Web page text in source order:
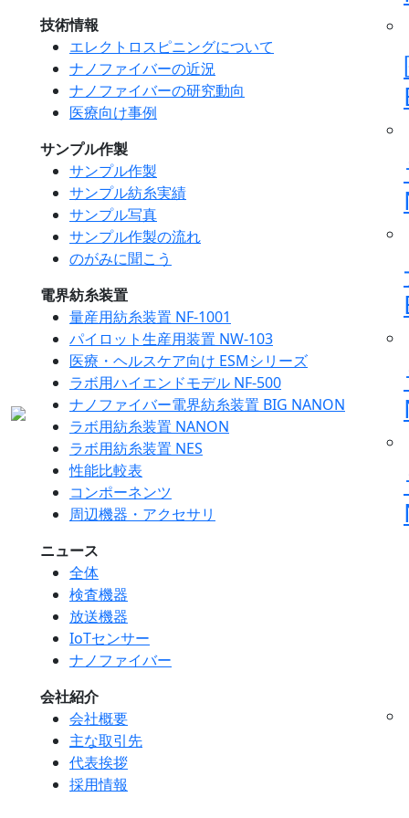
技術情報
エレクトロスピニングについて
ナノファイバーの近況
ナノファイバーの研究動向
医療向け事例
サンプル作製
サンプル作製
サンプル紡糸実績
サンプル写真
サンプル作製の流れ
のがみに聞こう
電界紡糸装置
量産用紡糸装置 NF-1001
パイロット生産用装置 NW-103
医療・ヘルスケア向け ESMシリーズ
ラボ用ハイエンドモデル NF-500
ナノファイバー電界紡糸装置 BIG NANON
ラボ用紡糸装置 NANON
ラボ用紡糸装置 NES
性能比較表
コンポーネンツ
周辺機器・アクセサリ
ニュース
全体
検査機器
放送機器
IoTセンサー
ナノファイバー
会社紹介
会社概要
主な取引先
代表挨拶
採用情報